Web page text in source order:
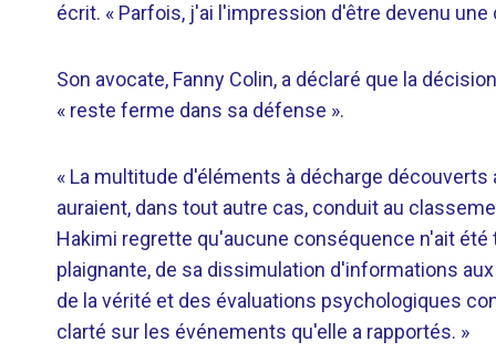
écrit. « Parfois, j'ai l'impression d'être devenu une
Son avocate, Fanny Colin, a déclaré que la
« reste ferme dans sa défense ».
« La multitude d'éléments à décharge
auraient, dans tout autre cas, conduit au
Hakimi regrette qu'aucune conséquence n'ait
plaignante, de sa dissimulation d'informations
de la vérité et des évaluations psychologiques
clarté sur les événements qu'elle a rapportés. »